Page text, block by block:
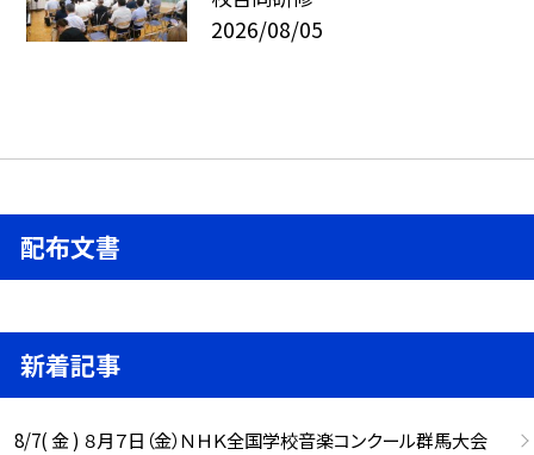
2026/08/05
配布文書
新着記事
8/7( 金 ) ８月７日（金）ＮＨＫ全国学校音楽コンクール群馬大会